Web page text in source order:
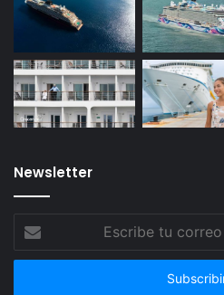
Newsletter
correo